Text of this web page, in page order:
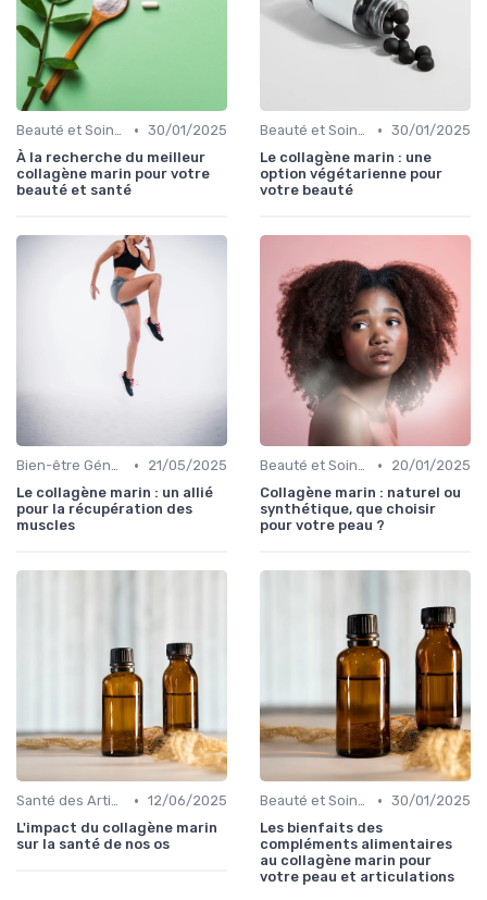
Beauté et Soins de la Peau • 30/01/2025
À la recherche du meilleur
collagène marin pour votre
beauté et santé
Beauté et Soins de la Peau • 30/01/2025
Le collagène marin : une
option végétarienne pour
votre beauté
Bien-être Général •
21/05/2025
Le collagène marin : un allié
pour la récupération des
muscles
Beauté et Soins de la Peau •
20/01/2025
Collagène marin : naturel ou
synthétique, que choisir
pour votre peau ?
Santé des Articulations • 12/06/2025
L'impact du collagène marin
sur la santé de nos os
Beauté et Soins de la Peau • 30/01/2025
Les bienfaits des
compléments alimentaires
au collagène marin pour
votre peau et articulations